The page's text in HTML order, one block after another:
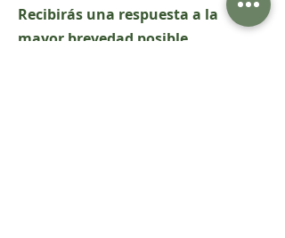
Recibirás una respuesta a la
mayor brevedad posible.